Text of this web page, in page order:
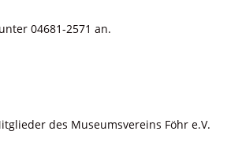
04681-2571 an.
des Museumsvereins Föhr e.V.